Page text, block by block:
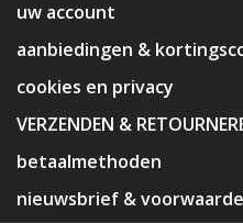
uw account
aanbiedingen &
cookies en privacy
VERZENDEN &
betaalmethoden
nieuwsbrief &